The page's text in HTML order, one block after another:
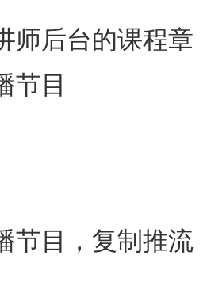
师后台的课程章
节目
节目，复制推流